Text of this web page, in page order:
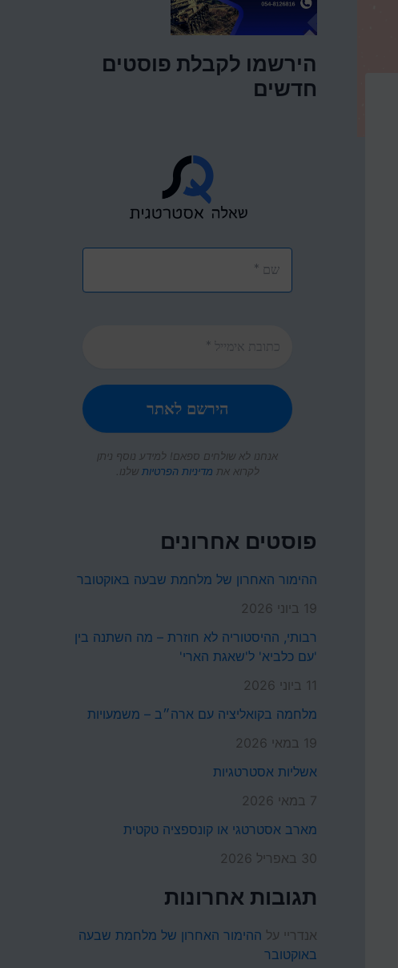
הירשמו לקבלת פוסטים
חדשים
אנחנו לא שולחים ספאם! למידע נוסף ניתן
לקרוא את מדיניות הפרטיותשלנו.
פוסטים אחרונים
ההימור האחרון של מלחמת שבעה באוקטובר
19 ביוני 2026
רבותי, ההיסטוריה לא חוזרת – מה השתנה בין
'עם כלביא' ל'שאגת הארי'
11 ביוני 2026
מלחמה בקואליציה עם ארה״ב – משמעויות
19 במאי 2026
אשליות אסטרטגיות
7 במאי 2026
מארב אסטרטגי או קונספציה טקטית
30 באפריל 2026
תגובות אחרונות
אנדריי על ההימור האחרון של מלחמת שבעה
באוקטובר